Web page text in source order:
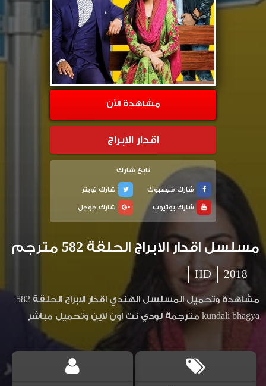
مشاهدة الأن
اقدار الابراج
تابع شارك
شارك فيسبوك
شارك تويتر
شارك يوتيوب
شارك جوجل
مسلسل اقدار الابراج الحلقة 582 مترجم
2018
HD
مشاهدة وتحميل المسلسل الهندي اقدار الابراج الحلقة 582
kundali bhagya مترجمة لودي نت اون لاين وتحميل مباشر